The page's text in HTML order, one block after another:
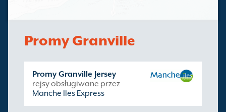
Promy Granville
Promy Granville Jersey
rejsy obsługiwane przez
Manche Iles Express